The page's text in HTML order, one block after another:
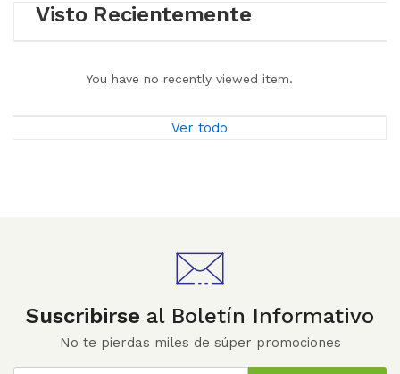
Visto Recientemente
You have no recently viewed item.
Ver todo
Suscribirse al Boletín Informativo
No te pierdas miles de súper promociones